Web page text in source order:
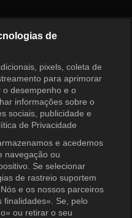
de
pixels, coleta de
para aprimorar
o desempenho e o
informações sobre o
sociais, publicidade e
de Privacidade
e acedemos
navegação ou
Se selecionar
de rastreio suportem
e os nossos parceiros
finalidades». Se, pelo
ou retirar o seu